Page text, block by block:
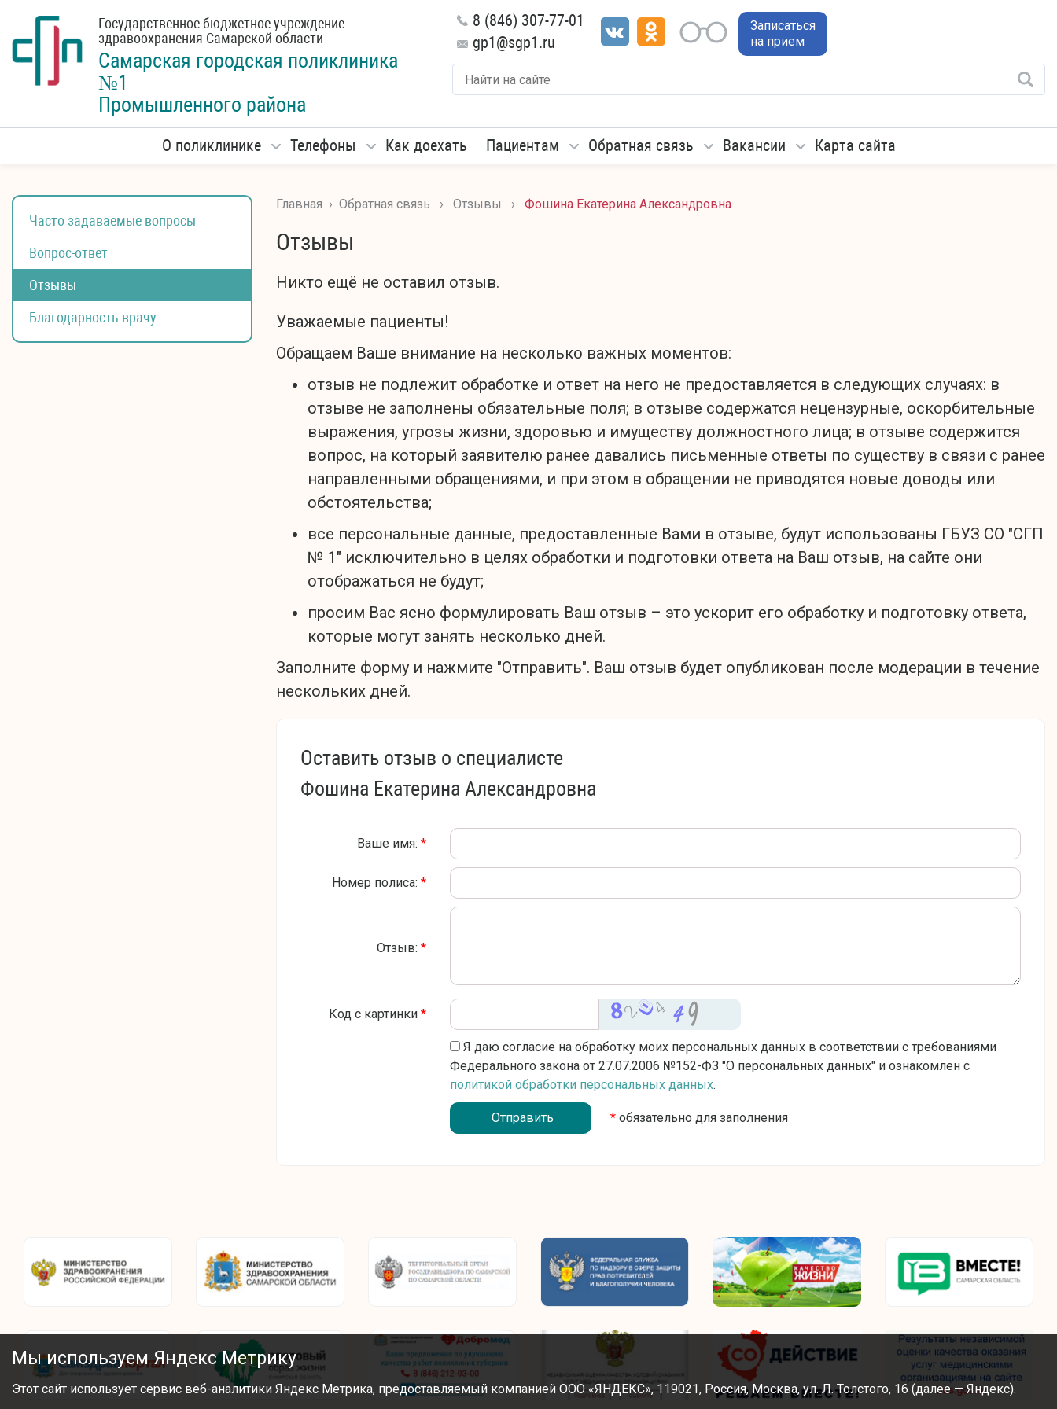
Государственное бюджетное учреждение
здравоохранения Самарской области
Самарская городская поликлиника
№1
Промышленного района
8 (846) 307-77-01
gp1@sgp1.ru
Записаться
на прием
О поликлинике Телефоны Как доехать Пациентам Обратная связь Вакансии Карта сайта
Часто задаваемые вопросы
Вопрос-ответ
Отзывы
Благодарность врачу
Главная › Обратная связь › Отзывы › Фошина Екатерина Александровна
Отзывы
Никто ещё не оставил отзыв.
Уважаемые пациенты!
Обращаем Ваше внимание на несколько важных моментов:
отзыв не подлежит обработке и ответ на него не предоставляется в следующих случаях: в
отзыве не заполнены обязательные поля; в отзыве содержатся нецензурные, оскорбительные
выражения, угрозы жизни, здоровью и имуществу должностного лица; в отзыве содержится
вопрос, на который заявителю ранее давались письменные ответы по существу в связи с ранее
направленными обращениями, и при этом в обращении не приводятся новые доводы или
обстоятельства;
все персональные данные, предоставленные Вами в отзыве, будут использованы ГБУЗ СО "СГП
№ 1" исключительно в целях обработки и подготовки ответа на Ваш отзыв, на сайте они
отображаться не будут;
просим Вас ясно формулировать Ваш отзыв – это ускорит его обработку и подготовку ответа,
которые могут занять несколько дней.
Заполните форму и нажмите "Отправить". Ваш отзыв будет опубликован после модерации в течение
нескольких дней.
Оставить отзыв о специалисте
Фошина Екатерина Александровна
Ваше имя: *
Номер полиса: *
Отзыв: *
Код с картинки *
Я даю согласие на обработку моих персональных данных в соответствии с требованиями
Федерального закона от 27.07.2006 №152-ФЗ "О персональных данных" и ознакомлен с
политикой обработки персональных данных.
* обязательно для заполнения
Мы используем Яндекс Метрику
Этот сайт использует сервис веб-аналитики Яндекс Метрика, предоставляемый компанией ООО «ЯНДЕКС», 119021, Россия, Москва, ул. Л. Толстого, 16 (далее — Яндекс).